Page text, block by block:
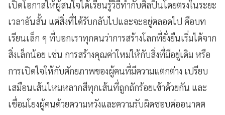
เปิดโอกาสให้ผู้สนใจได้เรียนรู้วิธีทำกับศิลปินโดยตรงในระยะ
เวลาอันสั้น แต่สิ่งที่ได้รับกลับไปและจะอยู่ตลอดไป คือบท
เรียนเล็ก ๆ ที่บอกเราทุกคนว่าการสร้างโลกที่ยั่งยืนเริ่มได้จาก
สิ่งเล็กน้อย เช่น การสร้างคุณค่าใหม่ให้กับสิ่งที่มีอยู่เดิม หรือ
การเปิดใจให้กับศักยภาพของผู้คนที่มีความแตกต่าง เปรียบ
เสมือนเส้นไหมหลากสีทุกเส้นที่ถูกถักร้อยเข้าด้วยกัน และ
เชื่อมโยงผู้คนด้วยความหวังและความรับผิดชอบต่ออนาคต